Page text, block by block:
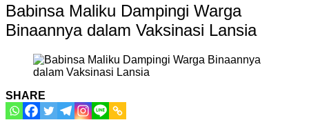
Babinsa Maliku Dampingi Warga
Binaannya dalam Vaksinasi Lansia
SHARE